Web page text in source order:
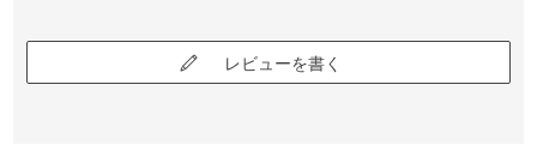
レビューを書く